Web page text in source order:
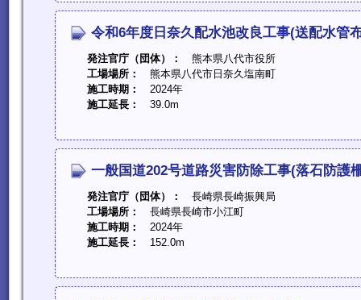
令和6年度日奈久配水池改良工事(送配水管
発注官庁（団体）：
熊本県八代市役所
工場場所：
熊本県八代市日奈久塩南町
施工時期：
2024年
施工延長：
39.0m
一般国道202号道路災害防除工事(落石防護
発注官庁（団体）：
長崎県長崎振興局
工場場所：
長崎県長崎市小江町
施工時期：
2024年
施工延長：
152.0m